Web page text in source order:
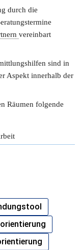
durch die
vereinbart
sind in
Aspekt innerhalb der
Räumen folgende